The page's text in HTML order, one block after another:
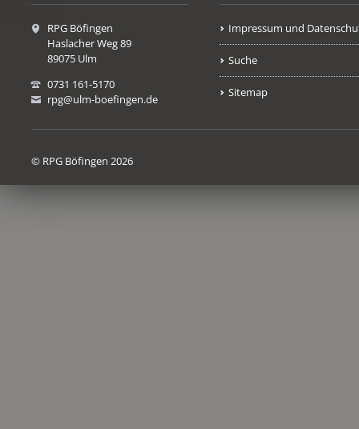
RPG Böfingen
Haslacher Weg 89
89075 Ulm
0731 161-5170
rpg@ulm-boefingen.de
Impressum und
Suche
Sitemap
© RPG Böfingen 2026